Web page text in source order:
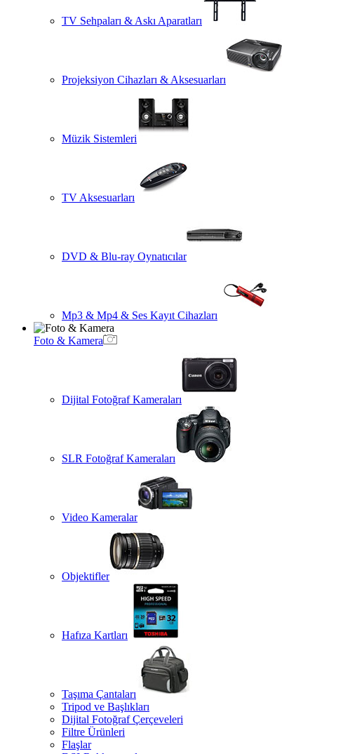
TV Sehpaları & Askı Aparatları
Projeksiyon Cihazları & Aksesuarları
Müzik Sistemleri
TV Aksesuarları
DVD & Blu-ray Oynatıcılar
Mp3 & Mp4 & Ses Kayıt Cihazları
Foto & Kamera
Dijital Fotoğraf Kameraları
SLR Fotoğraf Kameraları
Video Kameralar
Objektifler
Hafıza Kartları
Taşıma Çantaları
Tripod ve Başlıkları
Dijital Fotoğraf Çerçeveleri
Filtre Ürünleri
Flaşlar